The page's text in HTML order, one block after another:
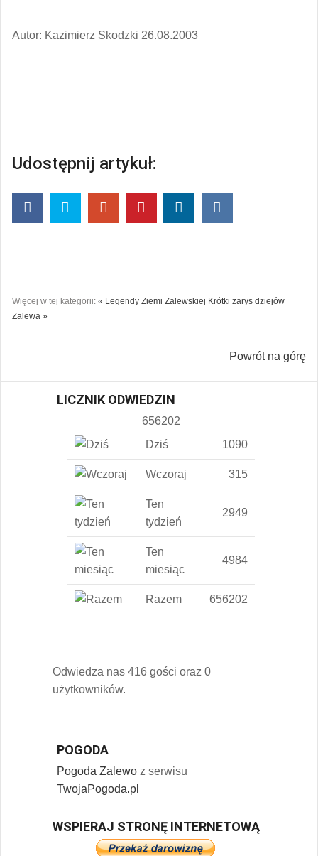
Autor: Kazimierz Skodzki 26.08.2003
Udostępnij artykuł:
Więcej w tej kategorii: « Legendy Ziemi Zalewskiej Krótki zarys dziejów
Zalewa »
Powrót na górę
LICZNIK ODWIEDZIN
656202
Dziś
1090
Wczoraj 315
Ten
tydzień
2949
Ten
miesiąc
4984
Razem 656202
Odwiedza nas 416 gości oraz 0
użytkowników.
POGODA
Pogoda Zalewo z serwisu
TwojaPogoda.pl
WSPIERAJ STRONĘ INTERNETOWĄ